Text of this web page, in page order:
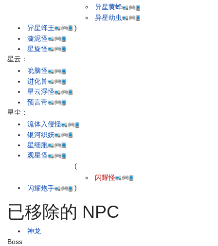
异星蜂王
异星黄蜂
异星幼虫
)
漩泥怪
星旋怪
星云：
吮脑怪
进化兽
星云浮怪
预言帝
星尘：
流体入侵怪
银河织妖
星细胞
观星怪
闪耀炮手
(
闪耀怪
)
已移除的 NPC
神龙
Boss